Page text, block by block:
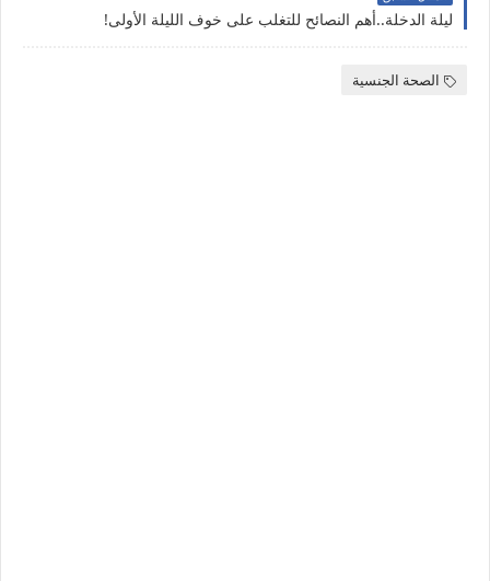
ليلة الدخلة..أهم النصائح للتغلب على خوف الليلة الأولى!
الصحة الجنسية